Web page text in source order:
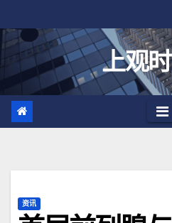
至
上观
资讯